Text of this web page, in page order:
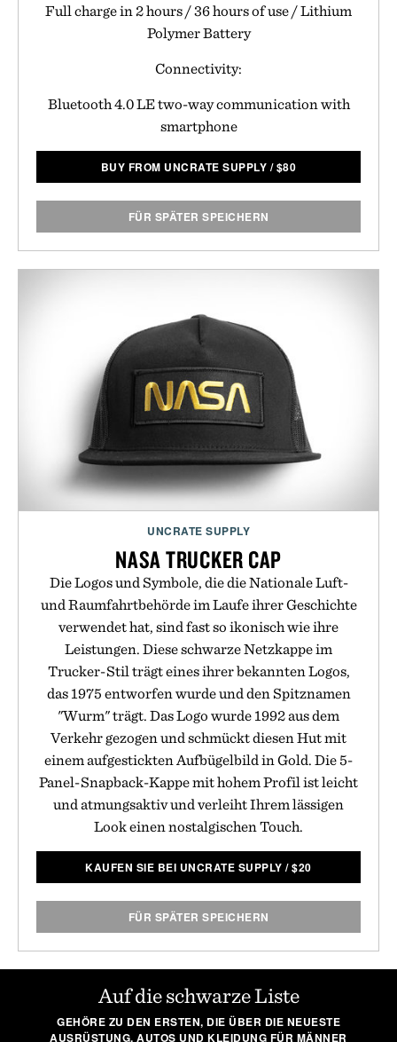
Full charge in 2 hours / 36 hours of use / Lithium
Polymer Battery
Connectivity:
Bluetooth 4.0 LE two-way communication with
smartphone
BUY FROM UNCRATE SUPPLY /$80
FÜR SPÄTER SPEICHERN
UNCRATE SUPPLY
NASA TRUCKER CAP
Die Logos und Symbole, die die Nationale Luft-
und Raumfahrtbehörde im Laufe ihrer Geschichte
verwendet hat, sind fast so ikonisch wie ihre
Leistungen. Diese schwarze Netzkappe im
Trucker-Stil trägt eines ihrer bekannten Logos,
das 1975 entworfen wurde und den Spitznamen
"Wurm" trägt. Das Logo wurde 1992 aus dem
Verkehr gezogen und schmückt diesen Hut mit
einem aufgestickten Aufbügelbild in Gold. Die 5-
Panel-Snapback-Kappe mit hohem Profil ist leicht
und atmungsaktiv und verleiht Ihrem lässigen
Look einen nostalgischen Touch.
KAUFEN SIE BEI UNCRATE SUPPLY /$20
FÜR SPÄTER SPEICHERN
Auf die schwarze Liste
GEHÖRE ZU DEN ERSTEN, DIE ÜBER DIE NEUESTE
AUSRÜSTUNG, AUTOS UND KLEIDUNG FÜR MÄNNER